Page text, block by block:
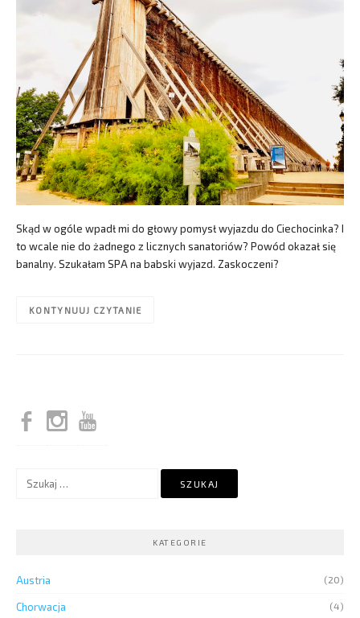
Skąd w ogóle wpadł mi do głowy pomysł wyjazdu do Ciechocinka? I
to wcale nie do żadnego z licznych sanatoriów? Powód okazał się
banalny. Szukałam SPA na babski wyjazd. Zaskoczeni?
KONTYNUUJ CZYTANIE
KATEGORIE
Austria (20)
Chorwacja (4)